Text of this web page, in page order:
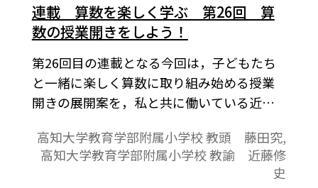
連載 算数を楽しく学ぶ 第26回 算
数の授業開きをしよう！
第26回目の連載となる今回は，子どもたち
と一緒に楽しく算数に取り組み始める授業
開きの展開案を，私と共に働いている近藤
ます。
高知大学教育学部附属小学校 教頭 藤田究,
高知大学教育学部附属小学校 教諭 近藤修
史